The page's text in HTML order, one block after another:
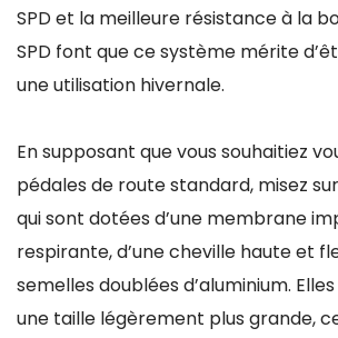
SPD et la meilleure résistance à la
SPD font que ce système mérite
une utilisation hivernale.
En supposant que vous souhaitiez
pédales de route standard, misez
qui sont dotées d’une membrane
respirante, d’une cheville haute et
semelles doublées d’aluminium.
une taille légèrement plus grande,